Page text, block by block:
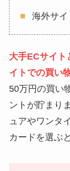
海外サ
大手ECサイト
イトでの買い
50万円の買い
ントが貯まり
ュアやワンタ
カードを選ぶ